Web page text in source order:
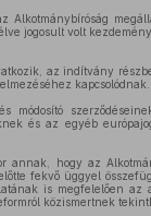
Alkotmánybíróság
jogosult volt
az indítvány
kapcsolódnak.
módosító
és az egyéb
annak, hogy az
fekvő üggyel
is megfelelően
közismertnek